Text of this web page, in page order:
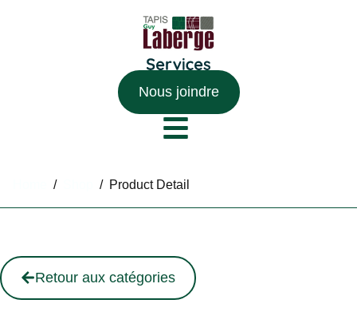
Nous joindre
/ / Product Detail
Retour aux catégories